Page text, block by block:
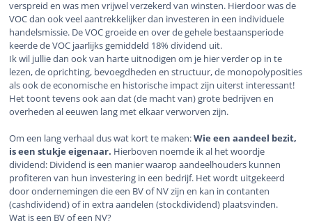
verspreid en was men vrijwel verzekerd van winsten. Hierdoor was de
VOC dan ook veel aantrekkelijker dan investeren in een individuele
handelsmissie. De VOC groeide en over de gehele bestaansperiode
keerde de VOC jaarlijks gemiddeld 18% dividend uit.
Ik wil jullie dan ook van harte uitnodigen om je hier verder op in te
lezen, de oprichting, bevoegdheden en structuur, de monopolyposities
als ook de economische en historische impact zijn uiterst interessant!
Het toont tevens ook aan dat (de macht van) grote bedrijven en
overheden al eeuwen lang met elkaar verworven zijn.
Om een lang verhaal dus wat kort te maken:Wie een aandeel bezit,
is een stukje eigenaar. Hierboven noemde ik al het woordje
dividend: Dividend is een manier waarop aandeelhouders kunnen
profiteren van hun investering in een bedrijf. Het wordt uitgekeerd
door ondernemingen die een BV of NV zijn en kan in contanten
(cashdividend) of in extra aandelen (stockdividend) plaatsvinden.
Wat is een BV of een NV?